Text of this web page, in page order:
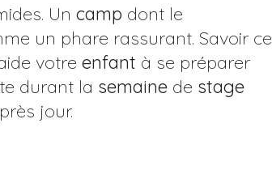
Un camp dont le
un phare rassurant. Savoir ce
votre enfant à se préparer
durant la semaine de stage
jour.